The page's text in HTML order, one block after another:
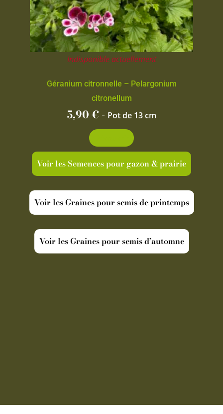
Indisponible actuellement
Géranium citronnelle – Pelargonium
citronellum
5,90€ - Pot de 13 cm
Voir les Semences pour gazon & prairie
Voir les Graines pour semis de printemps
Voir les Graines pour semis d’automne